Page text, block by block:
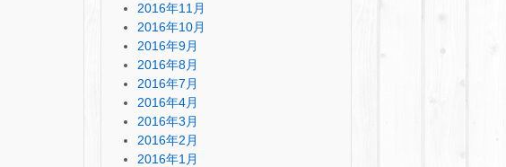
2016年11月
2016年10月
2016年9月
2016年8月
2016年7月
2016年4月
2016年3月
2016年2月
2016年1月